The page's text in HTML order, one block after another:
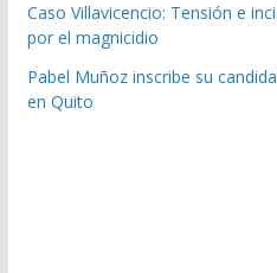
Caso Villavicencio: Tensión e
por el magnicidio
Pabel Muñoz inscribe su
en Quito